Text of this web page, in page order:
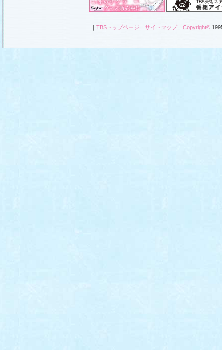
｜ TBSトップページ ｜ サイトマップ｜ Copyright©